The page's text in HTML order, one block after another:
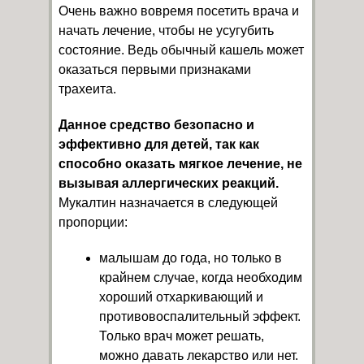
Очень важно вовремя посетить врача и
начать лечение, чтобы не усугубить
состояние. Ведь обычный кашель может
оказаться первыми признаками
трахеита.
Данное средство безопасно и
эффективно для детей, так как
способно оказать мягкое лечение, не
вызывая аллергических реакций.
Мукалтин назначается в следующей
пропорции:
малышам до года, но только в
крайнем случае, когда необходим
хороший отхаркивающий и
противовоспалительный эффект.
Только врач может решать,
можно давать лекарство или нет.